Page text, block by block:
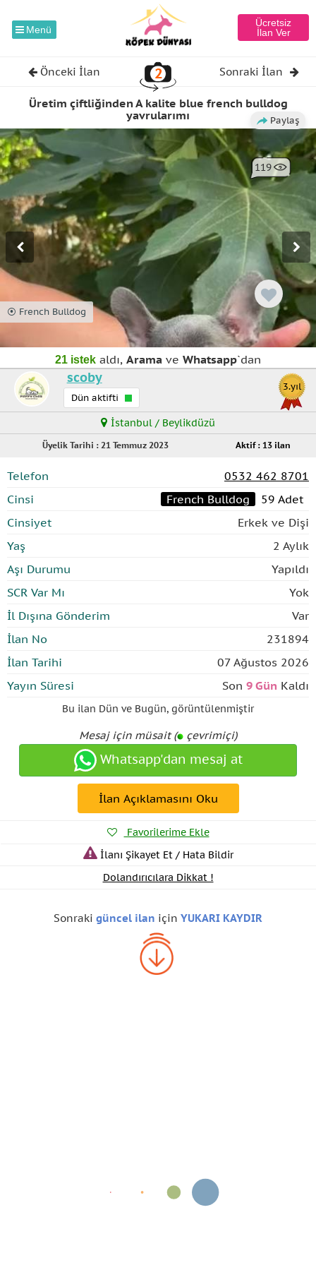
Menü
Ücretsiz
İlan Ver
Önceki İlan 2 Sonraki İlan
Üretim çiftliğinden A kalite blue french bulldog
yavrularımı
Paylaş
119
⦿ French Bulldog
21 istek aldı, Arama ve Whatsapp`dan
3.yıl
scoby
Dün aktifti
İstanbul / Beylikdüzü
Üyelik Tarihi : 21 Temmuz 2023 Aktif : 13 ilan
Telefon
0532 462 8701
Cinsi
French Bulldog
59 Adet
Cinsiyet
Erkek ve Dişi
Yaş
2 Aylık
Aşı Durumu
Yapıldı
SCR Var Mı
Yok
İl Dışına Gönderim
Var
İlan No
231894
İlan Tarihi
07 Ağustos 2026
Yayın Süresi
Son 9 Gün Kaldı
Bu ilan Dün ve Bugün, görüntülenmiştir
Mesaj için müsait ( çevrimiçi)
Whatsapp'dan mesaj at
İlan Açıklamasını Oku
Favorilerime Ekle
İlanı Şikayet Et / Hata Bildir
Dolandırıcılara Dikkat !
Sonraki güncel ilan için YUKARI KAYDIR